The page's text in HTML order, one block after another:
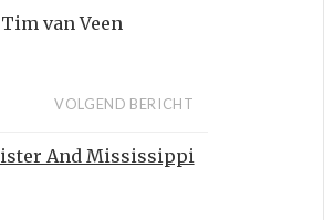
Tim van Veen
VOLGEND BERICHT
And Mississippi